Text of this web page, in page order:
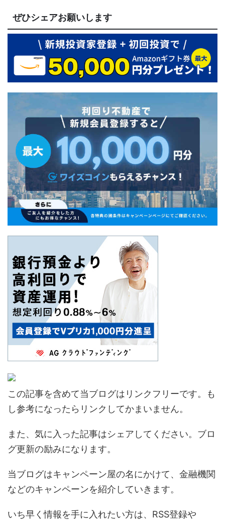
ぜひシェアお願いします
この記事を含めて当ブログはリンクフリーです。も
し参考になったらリンクしてかまいません。
また、気に入った記事はシェアしてください。ブロ
グ更新の励みになります。
当ブログはキャンペーン屋の名にかけて、金融機関
などのキャンペーンを紹介していきます。
いち早く情報を手に入れたい方は、RSS登録や